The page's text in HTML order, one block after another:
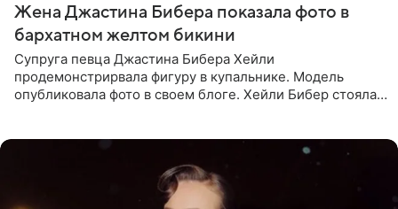
Жена Джастина Бибера показала фото в
бархатном желтом бикини
Супруга певца Джастина Бибера Хейли
продемонстрирвала фигуру в купальнике. Модель
опубликовала фото в своем блоге. Хейли Бибер стояла